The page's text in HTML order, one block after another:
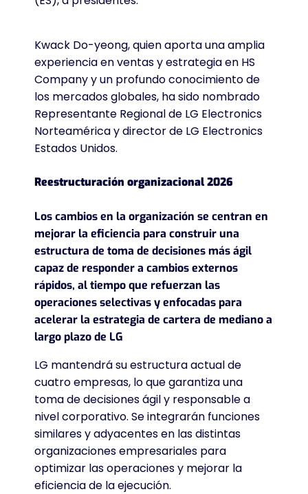
Kwack Do-yeong, quien aporta una amplia
experiencia en ventas y estrategia en HS
Company y un profundo conocimiento de
los mercados globales, ha sido nombrado
Representante Regional de LG Electronics
Norteamérica y director de LG Electronics
Estados Unidos.
Reestructuración organizacional 2026
Los cambios en la organización se centran en
mejorar la eficiencia para construir una
estructura de toma de decisiones más ágil
capaz de responder a cambios externos
rápidos, al tiempo que refuerzan las
operaciones selectivas y enfocadas para
acelerar la estrategia de cartera de mediano a
largo plazo de LG
LG mantendrá su estructura actual de
cuatro empresas, lo que garantiza una
toma de decisiones ágil y responsable a
nivel corporativo. Se integrarán funciones
similares y adyacentes en las distintas
organizaciones empresariales para
optimizar las operaciones y mejorar la
eficiencia de la ejecución.